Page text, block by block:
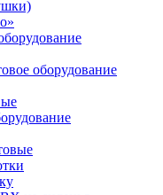
оборудование